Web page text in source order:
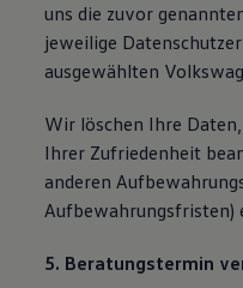
uns die zuvor
jeweilige
ausgewählten
Wir löschen Ihre
Ihrer Zufriedenheit
anderen
Aufbewahrungsfristen)
5. Beratungstermin